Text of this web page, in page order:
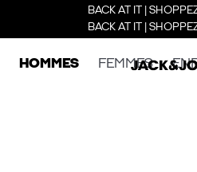
BACK AT IT |
BACK AT IT |
HOMMES FEMMES